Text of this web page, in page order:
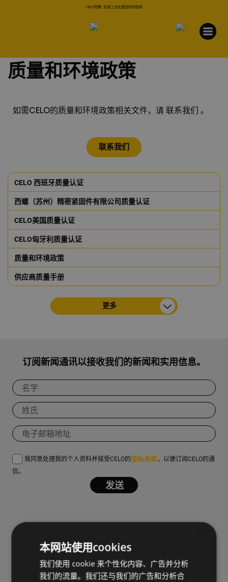
CELO西螺, 全球工业化紧固件制造商
CELO 西班牙质量认证
西螺（苏州）精密紧固件有限公司质量认证
CELO美国质量认证
CELO匈牙利质量认证
质量和环境政策
供应商质量手册
更多
质量和环境政策
如需CELO的质量和环境政策相关文件，请 联系我们 。
联系我们
订阅新闻通讯以接收我们的新闻和实用信息。
我同意处理我的个人资料并接受CELO的 隐私条款，以便订阅CELO的通
信。
本网站使用cookies
我们使用 cookie 来个性化内容、广告并分析
我们的流量。我们还与我们的广告和分析合